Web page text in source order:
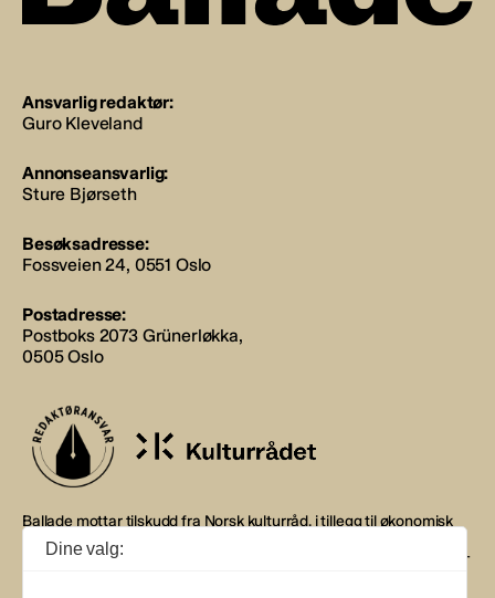
Ansvarlig redaktør:
Guro Kleveland
Annonseansvarlig:
Sture Bjørseth
Besøksadresse:
Fossveien 24, 0551 Oslo
Postadresse:
Postboks 2073 Grünerløkka,
0505 Oslo
Ballade mottar tilskudd fra Norsk kulturråd, i tillegg til økonomisk
støtte fra eierne NOPA, Norsk komponistforening og
Musikkforleggerne. Ballade drives etter Redaktør- og Vær Varsom-
Dine valg: